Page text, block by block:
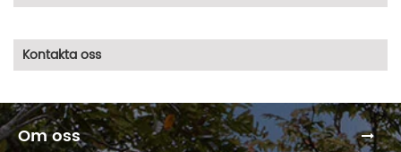
Kontakta oss
Om oss